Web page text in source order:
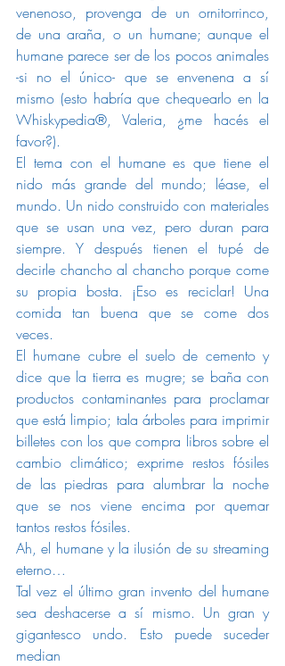
venenoso, provenga de un ornitorrinco,
de una araña, o un humane; aunque el
humane parece ser de los pocos animales
-si no el único- que se envenena a sí
mismo (esto habría que chequearlo en la
Whiskypedia®, Valeria, ¿me hacés el
favor?).
El tema con el humane es que tiene el
nido más grande del mundo; léase, el
mundo. Un nido construido con materiales
que se usan una vez, pero duran para
siempre. Y después tienen el tupé de
decirle chancho al chancho porque come
su propia bosta. ¡Eso es reciclar! Una
comida tan buena que se come dos
veces.
El humane cubre el suelo de cemento y
dice que la tierra es mugre; se baña con
productos contaminantes para proclamar
que está limpio; tala árboles para imprimir
billetes con los que compra libros sobre el
cambio climático; exprime restos fósiles
de las piedras para alumbrar la noche
que se nos viene encima por quemar
tantos restos fósiles.
Ah, el humane y la ilusión de su streaming
eterno…
Tal vez el último gran invento del humane
sea deshacerse a sí mismo. Un gran y
gigantesco undo. Esto puede suceder
median